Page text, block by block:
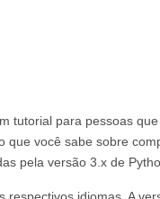
tutorial para pessoas
que você sabe sobre
pela versão 3.x de